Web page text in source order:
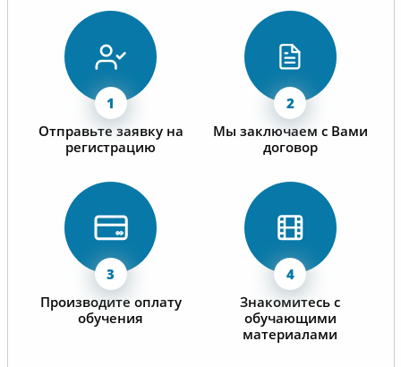
Отправьте заявку на
регистрацию
Мы заключаем с Вами
договор
Производите оплату
обучения
Знакомитесь с
обучающими
материалами